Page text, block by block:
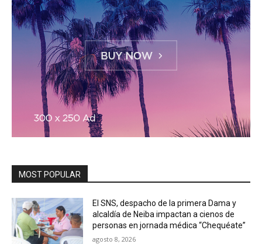
MOST POPULAR
El SNS, despacho de la primera Dama y
alcaldía de Neiba impactan a cienos de
personas en jornada médica “Chequéate”
agosto 8, 2026